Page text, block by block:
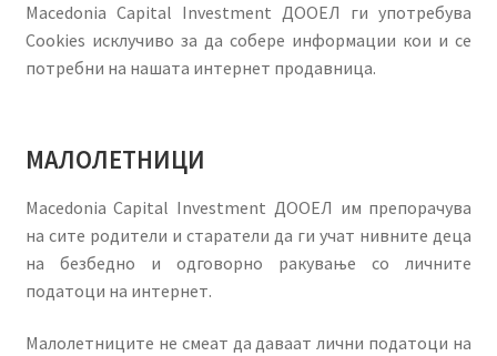
Macedonia Capital Investment ДООЕЛ ги употребува
Cookies исклучиво за да собере информации кои и се
потребни на нашата интернет продавница.
МАЛОЛЕТНИЦИ
Macedonia Capital Investment ДООЕЛ им препорачува
на сите родители и старатели да ги учат нивните деца
на безбедно и одговорно ракување со личните
податоци на интернет.
Малолетниците не смеат да даваат лични податоци на